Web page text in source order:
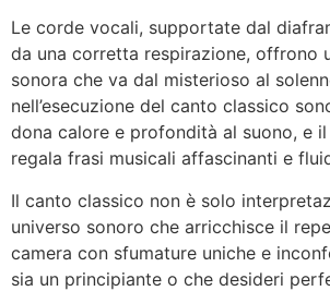
Le corde vocali, supportate dal
da una corretta respirazione, offrono
sonora che va dal misterioso al
nell’esecuzione del canto classico
dona calore e profondità al suono, e
regala frasi musicali affascinanti e
Il canto classico non è solo
universo sonoro che arricchisce il
camera con sfumature uniche e
sia un principiante o che desideri